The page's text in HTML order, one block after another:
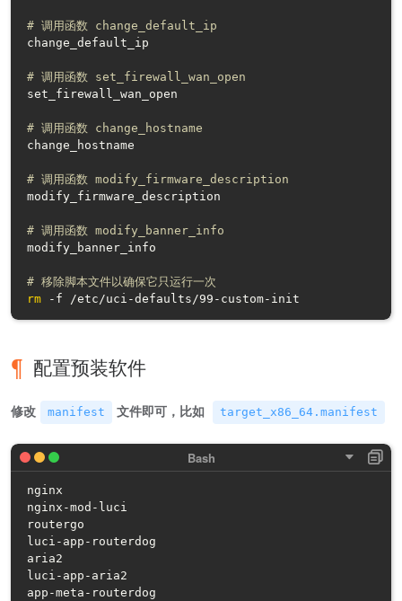
# 调用函数 change_default_ip
change_default_ip
# 调用函数 set_firewall_wan_open
set_firewall_wan_open
# 调用函数 change_hostname
change_hostname
# 调用函数 modify_firmware_description
modify_firmware_description
# 调用函数 modify_banner_info
modify_banner_info
# 移除脚本文件以确保它只运行一次
rm
配置预装软件
修改 manifest 文件即可，比如 target_x86_64.manifest
nginx
nginx-mod-luci
routergo
luci-app-routerdog
aria2
luci-app-aria2
app-meta-routerdog